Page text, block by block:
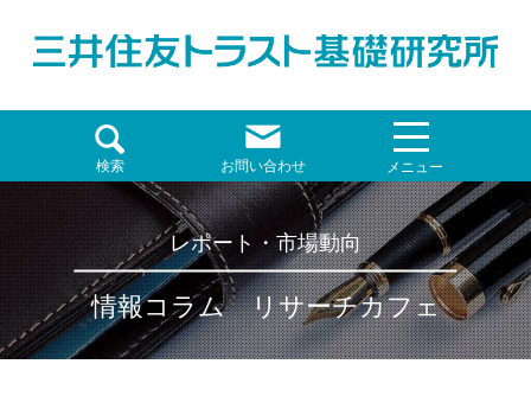
検索 お問い合わせ メニュー
レポート・市場動向
情報コラム リサーチカフェ